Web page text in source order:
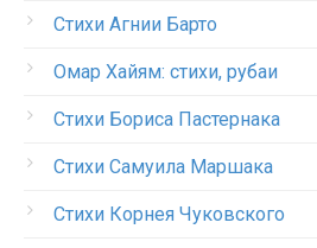
Стихи Агнии Барто
Омар Хайям: стихи, рубаи
Стихи Бориса Пастернака
Стихи Самуила Маршака
Стихи Корнея Чуковского